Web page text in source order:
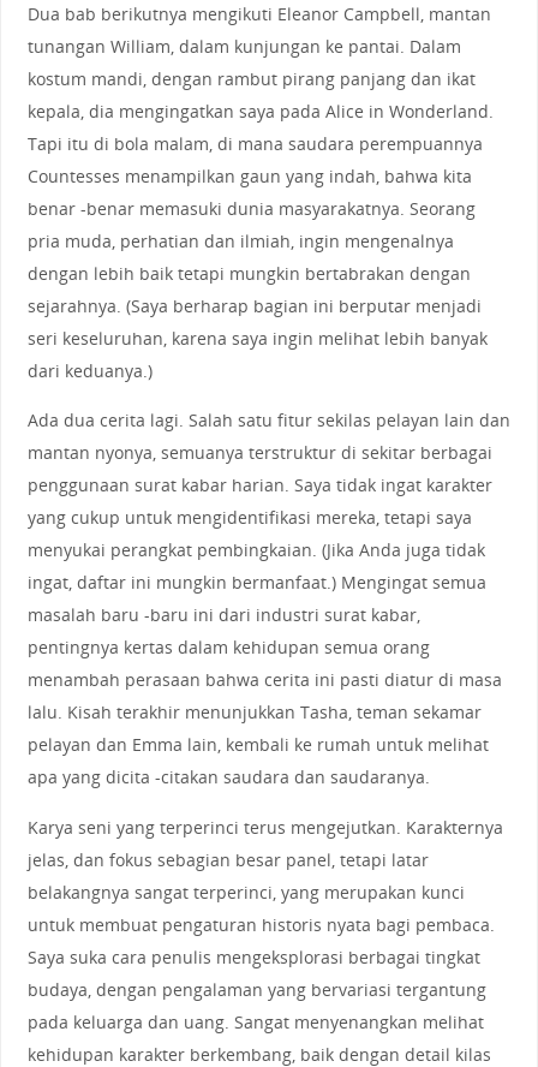
Dua bab berikutnya mengikuti Eleanor Campbell, mantan
tunangan William, dalam kunjungan ke pantai. Dalam
kostum mandi, dengan rambut pirang panjang dan ikat
kepala, dia mengingatkan saya pada Alice in Wonderland.
Tapi itu di bola malam, di mana saudara perempuannya
Countesses menampilkan gaun yang indah, bahwa kita
benar -benar memasuki dunia masyarakatnya. Seorang
pria muda, perhatian dan ilmiah, ingin mengenalnya
dengan lebih baik tetapi mungkin bertabrakan dengan
sejarahnya. (Saya berharap bagian ini berputar menjadi
seri keseluruhan, karena saya ingin melihat lebih banyak
dari keduanya.)
Ada dua cerita lagi. Salah satu fitur sekilas pelayan lain dan
mantan nyonya, semuanya terstruktur di sekitar berbagai
penggunaan surat kabar harian. Saya tidak ingat karakter
yang cukup untuk mengidentifikasi mereka, tetapi saya
menyukai perangkat pembingkaian. (Jika Anda juga tidak
ingat, daftar ini mungkin bermanfaat.) Mengingat semua
masalah baru -baru ini dari industri surat kabar,
pentingnya kertas dalam kehidupan semua orang
menambah perasaan bahwa cerita ini pasti diatur di masa
lalu. Kisah terakhir menunjukkan Tasha, teman sekamar
pelayan dan Emma lain, kembali ke rumah untuk melihat
apa yang dicita -citakan saudara dan saudaranya.
Karya seni yang terperinci terus mengejutkan. Karakternya
jelas, dan fokus sebagian besar panel, tetapi latar
belakangnya sangat terperinci, yang merupakan kunci
untuk membuat pengaturan historis nyata bagi pembaca.
Saya suka cara penulis mengeksplorasi berbagai tingkat
budaya, dengan pengalaman yang bervariasi tergantung
pada keluarga dan uang. Sangat menyenangkan melihat
kehidupan karakter berkembang, baik dengan detail kilas